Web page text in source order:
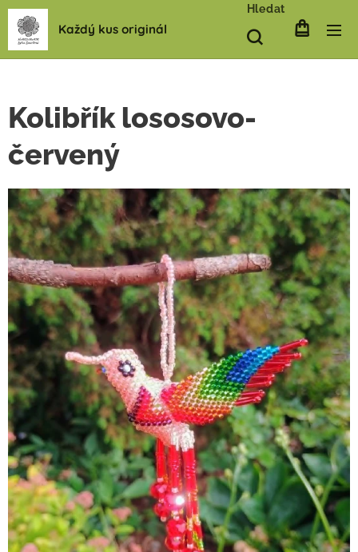
Každý kus originál
Hledat
Kolibřík lososovo-
červený